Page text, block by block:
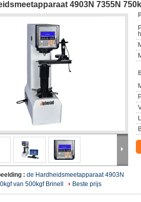
4903N 7355N
: de Hardheidsmeetapparaat 4903N
van 500kgf Brinell
Beste prijs